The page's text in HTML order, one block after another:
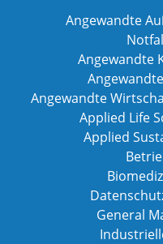
Angewandte
Angewandte
Angewandte
Applied Life
Applied
General